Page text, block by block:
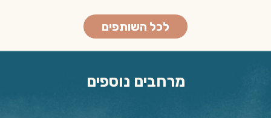
לכל השותפים
מרחבים נוספים